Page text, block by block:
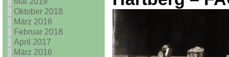
Oktober 2018
März 2018
Februar 2018
April 2017
März 2016